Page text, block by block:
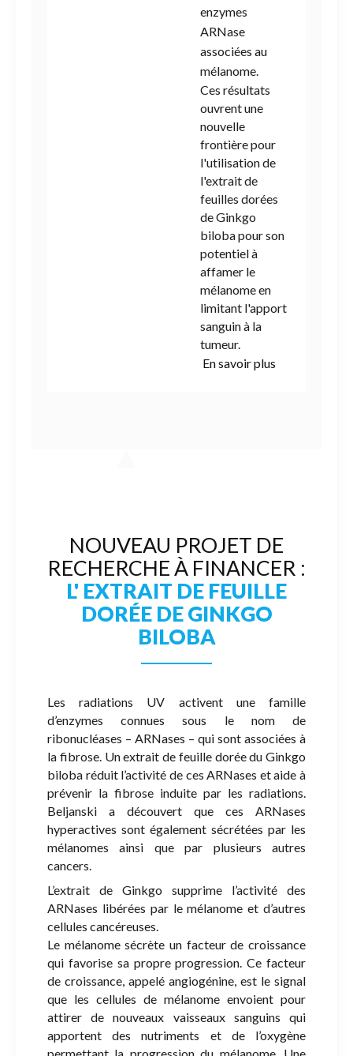
enzymes
ARNase
associées au
mélanome.
Ces résultats
ouvrent une
nouvelle
frontière pour
l'utilisation de
l'extrait de
feuilles dorées
de Ginkgo
biloba pour son
potentiel à
affamer le
mélanome en
limitant l'apport
sanguin à la
tumeur.
En savoir plus
NOUVEAU PROJET DE
RECHERCHE À FINANCER :
L' EXTRAIT DE FEUILLE
DORÉE DE GINKGO
BILOBA
Les radiations UV activent une famille
d’enzymes connues sous le nom de
ribonucléases – ARNases – qui sont associées à
la fibrose. Un extrait de feuille dorée du Ginkgo
biloba réduit l’activité de ces ARNases et aide à
prévenir la fibrose induite par les radiations.
Beljanski a découvert que ces ARNases
hyperactives sont également sécrétées par les
mélanomes ainsi que par plusieurs autres
cancers.
L’extrait de Ginkgo supprime l’activité des
ARNases libérées par le mélanome et d’autres
cellules cancéreuses.
Le mélanome sécrète un facteur de croissance
qui favorise sa propre progression. Ce facteur
de croissance, appelé angiogénine, est le signal
que les cellules de mélanome envoient pour
attirer de nouveaux vaisseaux sanguins qui
apportent des nutriments et de l’oxygène